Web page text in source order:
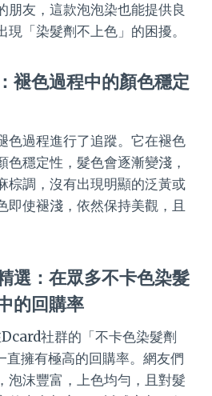
朋友，這款泡泡染也能提供良
「染髮劑不上色」的困擾。
褪色過程中的顏色穩定
色過程進行了追蹤。它在褪色
色穩定性，髮色會逐漸變淺，
棕調，沒有出現明顯的泛黃或
即使褪淺，依然保持美觀，且
選：在眾多不卡色染髮
的回購率
社群的「不卡色染髮劑
擁有極高的回購率。網友們
泡沫豐富，上色均勻，且對髮